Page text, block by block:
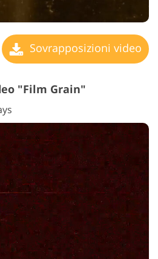
Sovrapposizioni video
"Film Grain"